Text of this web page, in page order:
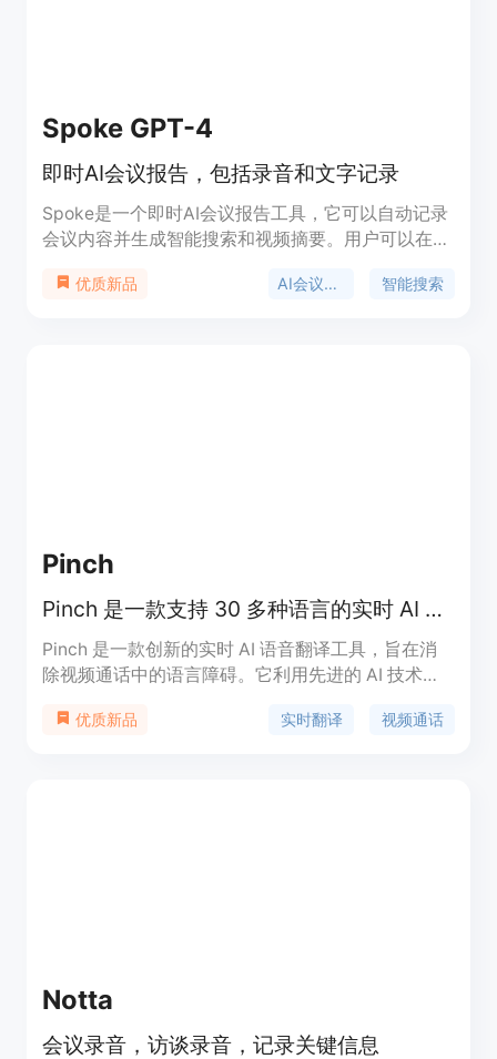
Spoke GPT-4
即时AI会议报告，包括录音和文字记录
Spoke是一个即时AI会议报告工具，它可以自动记录
会议内容并生成智能搜索和视频摘要。用户可以在会
支持与30多个应用程序的自动同步，帮助用户节省
优质新品 AI会议报告 智能搜索
Pinch
Pinch 是一款支持 30 多种语言的实时 AI 语音翻译工具，专为视频通话和网络研讨会设计。
Pinch 是一款创新的实时 AI 语音翻译工具，旨在消
除视频通话中的语言障碍。它利用先进的 AI 技术，
产品适用于跨国企业、教育机构、家庭和个人，帮助
优质新品 实时翻译 视频通话
Notta
会议录音，访谈录音，记录关键信息